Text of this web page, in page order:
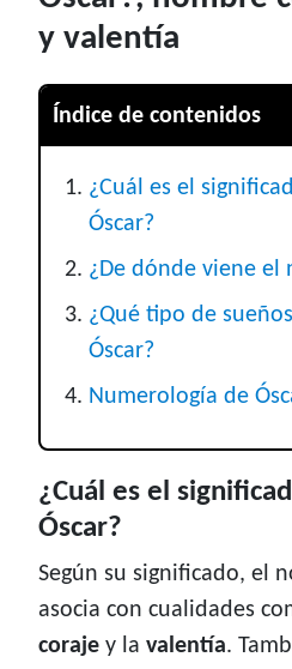
y valentía
Índice de contenidos
¿Cuál es el
Óscar?
¿De dónde viene el
¿Qué tipo de
Óscar?
Numerología de
¿Cuál es el
Óscar?
Según su significado, el
asocia con cualidades
coraje y la valentía.